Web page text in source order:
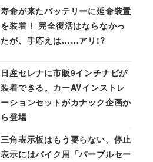
寿命が来たバッテリーに延命装置
を装着！ 完全復活はならなかっ
たが、手応えは……アリ!?
日産セレナに市販9インチナビが
装着できる。カーAVインストレ
ーションセットがカナック企画か
ら登場
三角表示板はもう要らない、停止
表示にはバイク用「パープルセー